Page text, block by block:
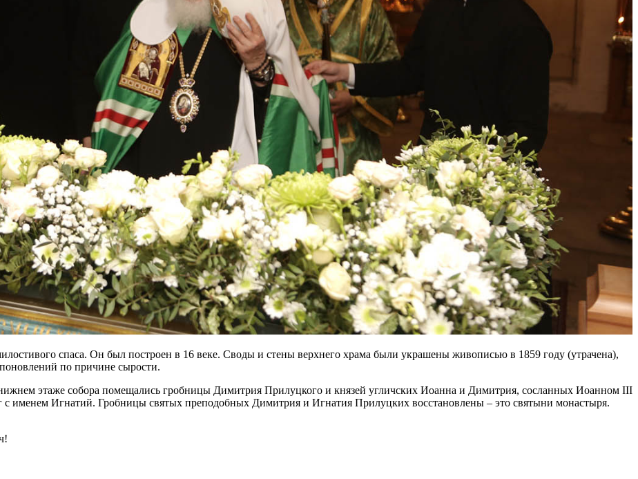
спаса. Он был построен в 16 веке. Своды и стены верхнего храма были украшены живописью в 1859 году (утрачена),
по причине сырости.
этаже собора помещались гробницы Димитрия Прилуцкого и князей угличских Иоанна и Димитрия, сосланных Иоанном III
с именем Игнатий. Гробницы святых преподобных Димитрия и Игнатия Прилуцких восстановлены – это святыни монастыря.